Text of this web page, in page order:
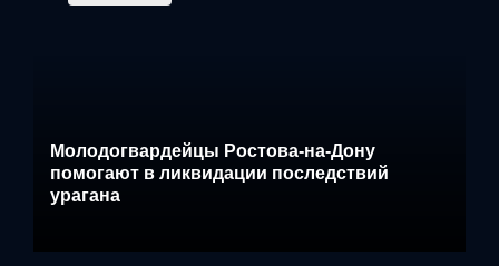
Молодогвардейцы Ростова-на-Дону
помогают в ликвидации последствий
урагана